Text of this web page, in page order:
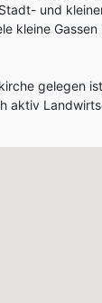
und
kleine
gelegen
aktiv